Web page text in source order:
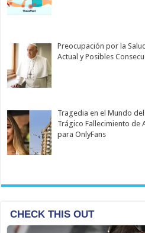
Preocupación por la
Actual y Posibles
Tragedia en el Mundo
Trágico Fallecimiento de
para OnlyFans